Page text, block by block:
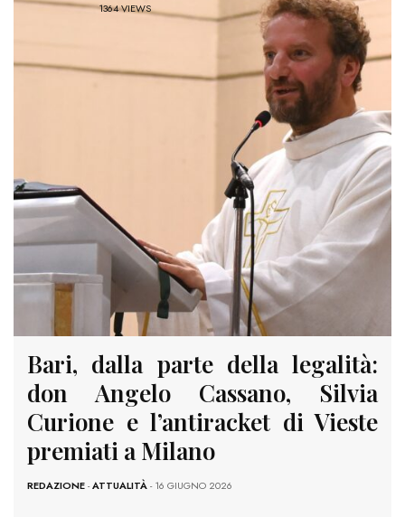
1364 VIEWS
Bari, dalla parte della legalità:
don Angelo Cassano, Silvia
Curione e l’antiracket di Vieste
premiati a Milano
REDAZIONE-ATTUALITÀ- 16 GIUGNO 2026